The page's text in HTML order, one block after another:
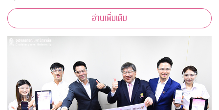
เพื่อให้ความช่วยเหลือด้านการออกแบบแก่โรงพยาบาลของรัฐ
พร้อมคำแนะนำการออกแบบสถานที่รองรับผู้ป่วยจากเชื้อ
อ่านเพิ่มเติม